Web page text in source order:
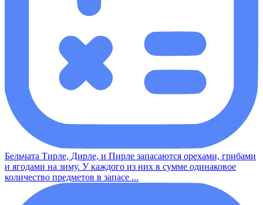
Бельчата Тирле, Дирле, и Пирле запасаются орехами, грибами
и ягодами на зиму. У каждого из них в сумме одинаковое
количество предметов в запасе ...